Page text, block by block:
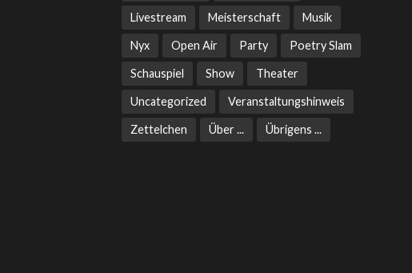
Livestream Meisterschaft Musik
Nyx Open Air Party Poetry Slam
Schauspiel Show Theater
Uncategorized Veranstaltungshinweis
Zettelchen Über ... Übrigens ...